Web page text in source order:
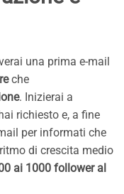
una prima e-mail
che
. Inizierai a
richiesto e, a fine
per informati che
di crescita medio
ai 1000 follower al